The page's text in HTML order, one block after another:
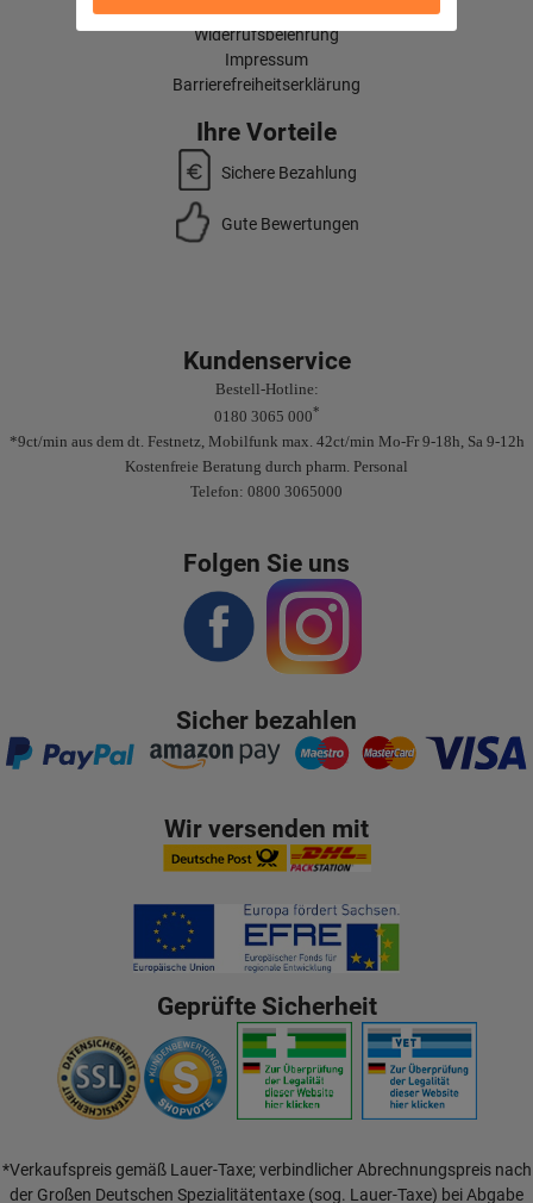
Widerrufsbelehrung
Impressum
Barrierefreiheitserklärung
Ihre Vorteile
Sichere Bezahlung
Gute Bewertungen
Kundenservice
Bestell-Hotline:
0180 3065 000*
*9ct/min aus dem dt. Festnetz, Mobilfunk max. 42ct/min Mo-Fr 9-18h, Sa 9-12h
Kostenfreie Beratung durch pharm. Personal
Telefon: 0800 3065000
Folgen Sie uns
Sicher bezahlen
Wir versenden mit
Geprüfte Sicherheit
*Verkaufspreis gemäß Lauer-Taxe; verbindlicher Abrechnungspreis nach
der Großen Deutschen Spezialitätentaxe (sog. Lauer-Taxe) bei Abgabe